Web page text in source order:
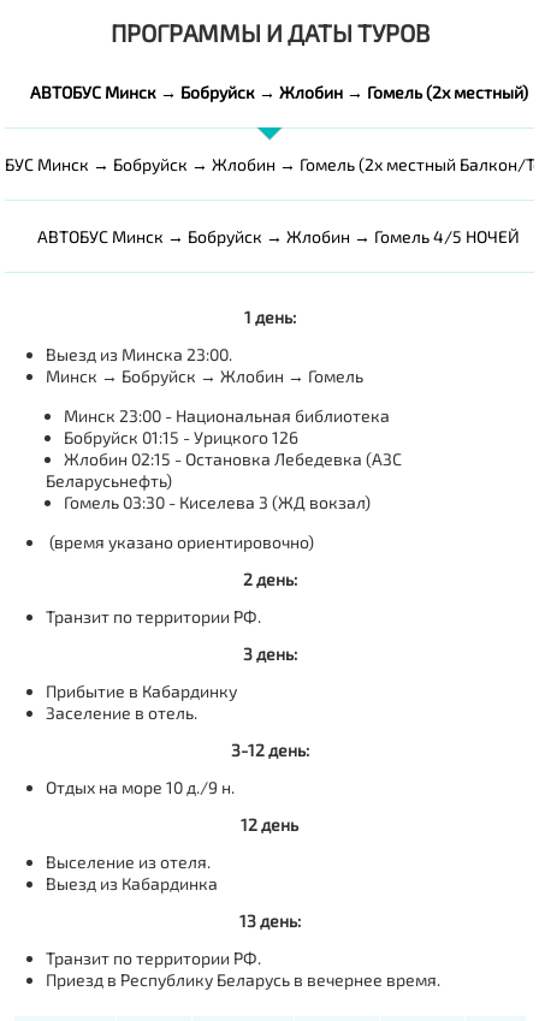
ПРОГРАММЫ И ДАТЫ ТУРОВ
АВТОБУС Минск → Бобруйск → Жлобин → Гомель (2х местный)
Минск → Бобруйск → Жлобин → Гомель (2х местный Балкон/
АВТОБУС Минск → Бобруйск → Жлобин → Гомель 4/5 НОЧЕЙ
1 день:
Выезд из Минска 23:00.
Минск → Бобруйск → Жлобин → Гомель
Минск 23:00 - Национальная библиотека
Бобруйск 01:15 - Урицкого 126
Жлобин 02:15 - Остановка Лебедевка (АЗС
Беларусьнефть)
Гомель 03:30 - Киселева 3 (ЖД вокзал)
(время указано ориентировочно)
2 день:
Транзит по территории РФ.
3 день:
Прибытие в Кабардинку
Заселение в отель.
3-12 день:
Отдых на море 10 д./9 н.
12 день
Выселение из отеля.
Выезд из Кабардинка
13 день:
Транзит по территории РФ.
Приезд в Республику Беларусь в вечернее время.